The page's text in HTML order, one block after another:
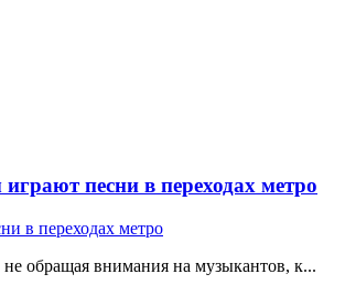
песни в переходах метро
обращая внимания на музыкантов, к...